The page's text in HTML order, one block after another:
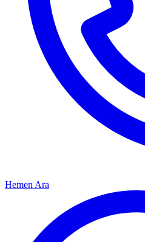
Hemen Ara